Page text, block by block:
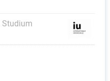
Studium